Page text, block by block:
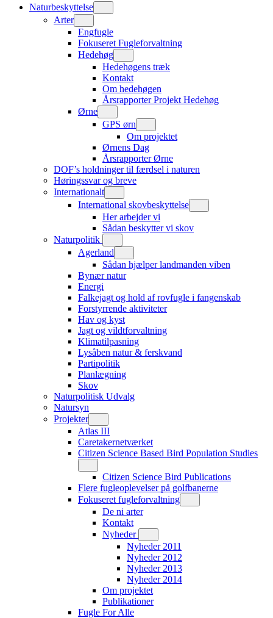
Naturbeskyttelse
Arter
Engfugle
Fokuseret Fugleforvaltning
Hedehøg
Hedehøgens træk
Kontakt
Om hedehøgen
Årsrapporter Projekt Hedehøg
Ørne
GPS ørn
Om projektet
Ørnens Dag
Årsrapporter Ørne
DOF’s holdninger til færdsel i naturen
Høringssvar og breve
Internationalt
International skovbeskyttelse
Her arbejder vi
Sådan beskytter vi skov
Naturpolitik
Agerland
Sådan hjælper landmanden viben
Bynær natur
Energi
Falkejagt og hold af rovfugle i fangenskab
Forstyrrende aktiviteter
Hav og kyst
Jagt og vildtforvaltning
Klimatilpasning
Lysåben natur & ferskvand
Partipolitik
Planlægning
Skov
Naturpolitisk Udvalg
Natursyn
Projekter
Atlas III
Caretakernetværket
Citizen Science Based Bird Population Studies
Citizen Science Bird Publications
Flere fugleoplevelser på golfbanerne
Fokuseret fugleforvaltning
De ni arter
Kontakt
Nyheder
Nyheder 2011
Nyheder 2012
Nyheder 2013
Nyheder 2014
Om projektet
Publikationer
Fugle For Alle